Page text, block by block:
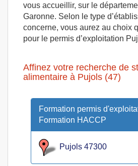
vous accueillir, sur le
Garonne. Selon le type
concerne, vous aurez au choix
pour le permis d’exploitation
Affinez votre recherche de
alimentaire à Pujols (47)
Formation permis
Formation HACCP
Pujols 47300